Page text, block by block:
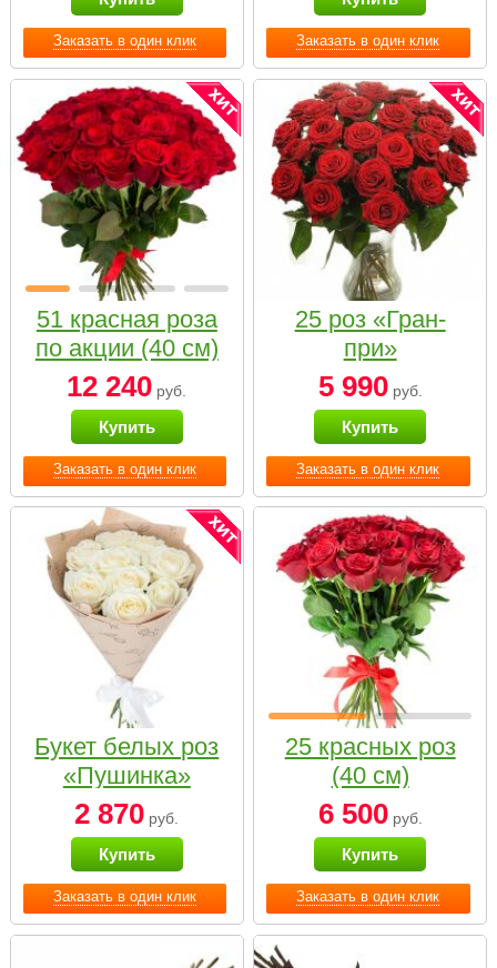
Заказать в один клик Заказать в один клик
Заказать в один клик
51 красная роза
по акции (40 см)
12 240 руб.
Купить
Заказать в один клик
25 роз «Гран-
при»
5 990руб.
Купить
Заказать в один клик
Букет белых роз
«Пушинка»
2 870 руб.
Купить
Заказать в один клик
25 красных роз
(40 см)
6 500руб.
Купить